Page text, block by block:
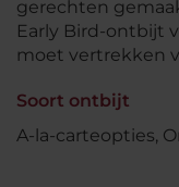
gerechten
Early Bird-ontbijt
moet vertrekken
Soort ontbijt
A-la-carteopties,